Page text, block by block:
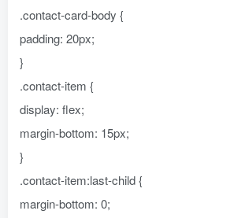
.contact-card-body {
padding: 20px;
}
.contact-item {
display: flex;
margin-bottom: 15px;
}
.contact-item:last-child {
margin-bottom: 0;